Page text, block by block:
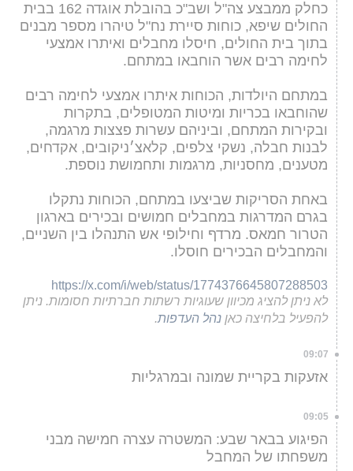
כחלק ממבצע צה"ל ושב"כ בהובלת אוגדה 162 בבית
החולים שיפא, כוחות סיירת נח"ל טיהרו מספר מבנים
בתוך בית החולים, חיסלו מחבלים ואיתרו אמצעי
לחימה רבים אשר הוחבאו במתחם.
במתחם היולדות, הכוחות איתרו אמצעי לחימה רבים
שהוחבאו בכריות ומיטות המטופלים, בתקרות
ובקירות המתחם, וביניהם עשרות פצצות מרגמה,
לבנות חבלה, נשקי צלפים, קלאצ׳ניקובים, אקדחים,
מטענים, מחסניות, מרגמות ותחמושת נוספת.
באחת הסריקות שביצעו במתחם, הכוחות נתקלו
בגרם המדרגות במחבלים חמושים ובכירים בארגון
הטרור חמאס. מרדף וחילופי אש התנהלו בין השניים,
והמחבלים הבכירים חוסלו.
https://x.com/i/web/status/1774376645807288503
לא ניתן להציג מכיוון שעוגיות רשתות חברתיות חסומות. ניתן
להפעיל בלחיצה כאן נהל העדפות.
09:07
אזעקות בקריית שמונה ובמרגליות
09:05
הפיגוע בבאר שבע: המשטרה עצרה חמישה מבני
משפחתו של המחבל